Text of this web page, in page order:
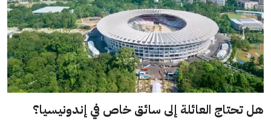
هل تحتاج العائلة إلى سائق خاص في إندونيسيا؟